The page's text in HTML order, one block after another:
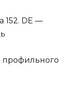
152. DE —